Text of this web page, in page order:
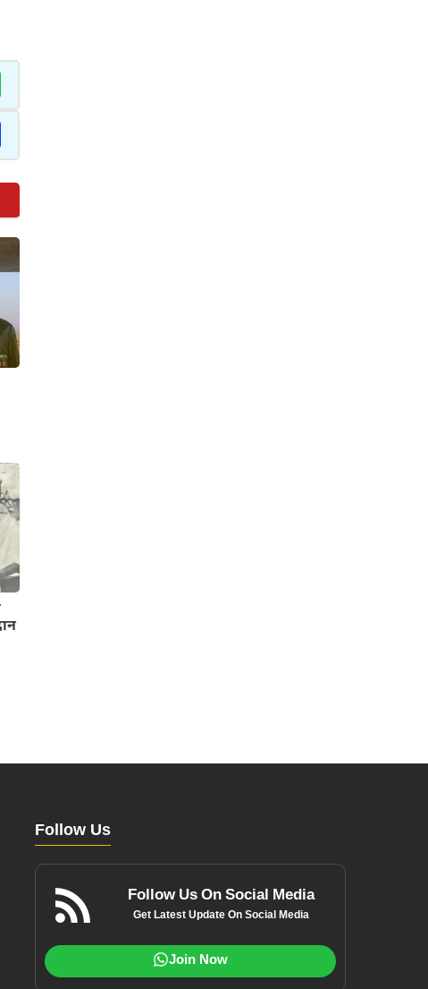
Follow Us
Follow Us On Social Media
Get Latest Update On Social Media
Join Now